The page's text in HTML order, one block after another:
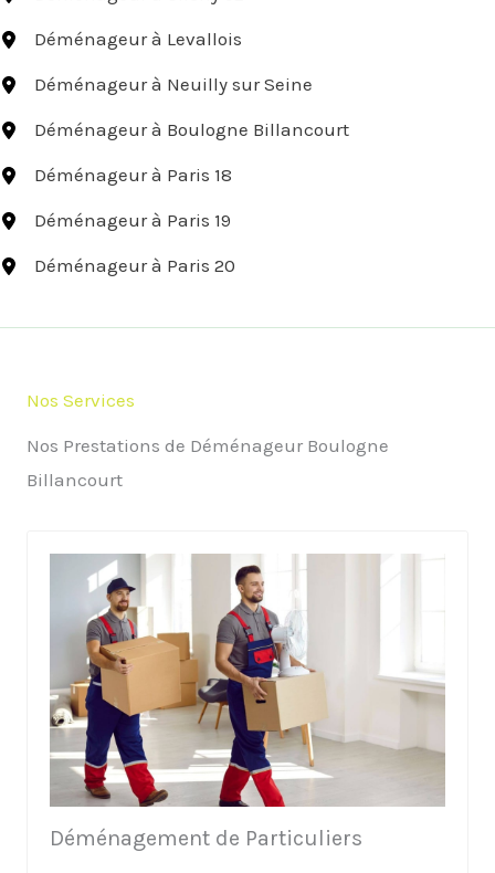
Déménageur à Levallois
Déménageur à Neuilly sur Seine
Déménageur à Boulogne Billancourt
Déménageur à Paris 18
Déménageur à Paris 19
Déménageur à Paris 20
Nos Services
Nos Prestations de Déménageur Boulogne
Billancourt
Déménagement de Particuliers